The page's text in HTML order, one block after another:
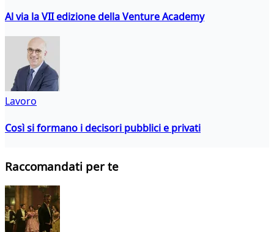
Al via la VII edizione della Venture Academy
Lavoro
Così si formano i decisori pubblici e privati
Raccomandati per te